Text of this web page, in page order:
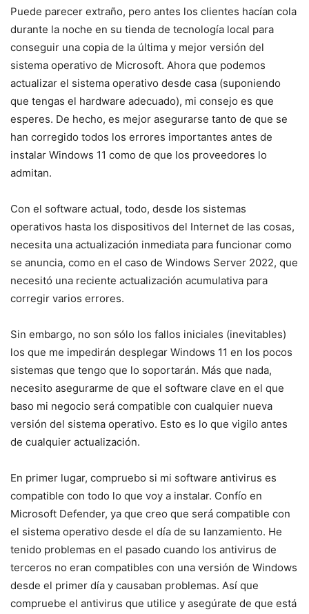
Puede parecer extraño, pero antes los clientes hacían cola
durante la noche en su tienda de tecnología local para
conseguir una copia de la última y mejor versión del
sistema operativo de Microsoft. Ahora que podemos
actualizar el sistema operativo desde casa (suponiendo
que tengas el hardware adecuado), mi consejo es que
esperes. De hecho, es mejor asegurarse tanto de que se
han corregido todos los errores importantes antes de
instalar Windows 11 como de que los proveedores lo
admitan.
Con el software actual, todo, desde los sistemas
operativos hasta los dispositivos del Internet de las cosas,
necesita una actualización inmediata para funcionar como
se anuncia, como en el caso de Windows Server 2022, que
necesitó una reciente actualización acumulativa para
corregir varios errores.
Sin embargo, no son sólo los fallos iniciales (inevitables)
los que me impedirán desplegar Windows 11 en los pocos
sistemas que tengo que lo soportarán. Más que nada,
necesito asegurarme de que el software clave en el que
baso mi negocio será compatible con cualquier nueva
versión del sistema operativo. Esto es lo que vigilo antes
de cualquier actualización.
En primer lugar, compruebo si mi software antivirus es
compatible con todo lo que voy a instalar. Confío en
Microsoft Defender, ya que creo que será compatible con
el sistema operativo desde el día de su lanzamiento. He
tenido problemas en el pasado cuando los antivirus de
terceros no eran compatibles con una versión de Windows
desde el primer día y causaban problemas. Así que
compruebe el antivirus que utilice y asegúrate de que está